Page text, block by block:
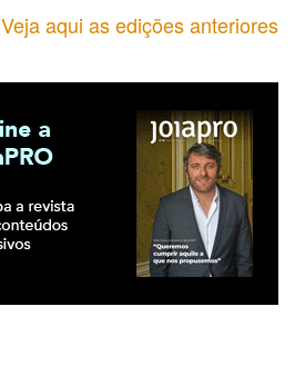
Veja aqui as edições anteriores